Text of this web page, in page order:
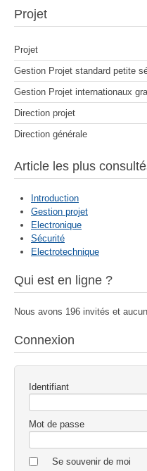
Projet
Projet
Gestion Projet standard petite
Gestion Projet internationaux
Direction projet
Direction générale
Article les plus
Introduction
Gestion projet
Electronique
Sécurité
Electrotechnique
Qui est en ligne ?
Nous avons 196 invités et
Connexion
Identifiant
Mot de passe
Se souvenir de moi